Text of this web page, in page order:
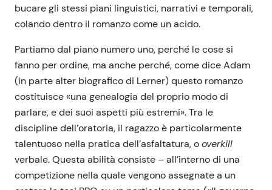
bucare gli stessi piani linguistici, narrativi e temporali,
colando dentro il romanzo come un acido.
Partiamo dal piano numero uno, perché le cose si
fanno per ordine, ma anche perché, come dice Adam
(in parte alter biografico di Lerner) questo romanzo
costituisce «una genealogia del proprio modo di
parlare, e dei suoi aspetti più estremi». Tra le
discipline dell’oratoria, il ragazzo è particolarmente
talentuoso nella pratica dell’asfaltatura, ooverkill
verbale. Questa abilità consiste – all’interno di una
competizione nella quale vengono assegnate a un